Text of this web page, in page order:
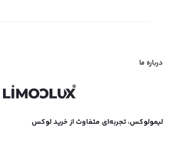
درباره ما
لیمولوکس، تجربه‌ای متفاوت از خرید لوکس